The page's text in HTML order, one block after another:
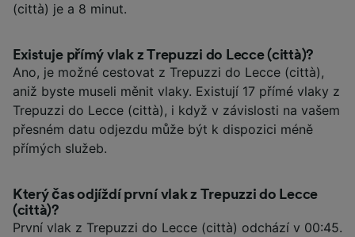
(città) je a 8 minut.
Existuje přímý vlak z Trepuzzi do Lecce (città)?
Ano, je možné cestovat z Trepuzzi do Lecce (città),
aniž byste museli měnit vlaky. Existují 17 přímé vlaky z
Trepuzzi do Lecce (città), i když v závislosti na vašem
přesném datu odjezdu může být k dispozici méně
přímých služeb.
Který čas odjíždí první vlak z Trepuzzi do Lecce
(città)?
První vlak z Trepuzzi do Lecce (città) odchází v 00:45.